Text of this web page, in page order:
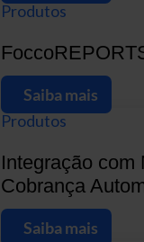
Produtos
Saiba mais
Produtos
Integração com
Cobrança
Saiba mais